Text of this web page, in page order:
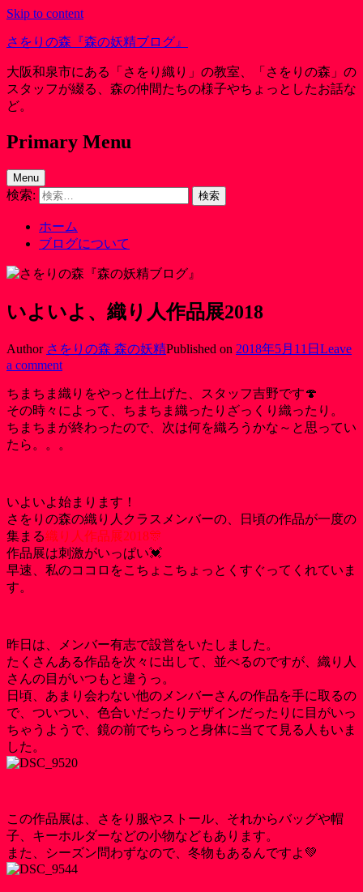
Skip to content
さをりの森『森の妖精ブログ』
大阪和泉市にある「さをり織り」の教室、「さをりの森」の
スタッフが綴る、森の仲間たちの様子やちょっとしたお話な
ど。
Primary Menu
Menu
検索:
ホーム
ブログについて
いよいよ、織り人作品展2018
Author さをりの森 森の妖精Published on 2018年5月11日 Leave
a comment
ちまちま織りをやっと仕上げた、スタッフ吉野です🍄
その時々によって、ちまちま織ったりざっくり織ったり。
ちまちまが終わったので、次は何を織ろうかな～と思ってい
たら。。。
いよいよ始まります！
さをりの森の織り人クラスメンバーの、日頃の作品が一度の
集まる織り人作品展2018🎊
作品展は刺激がいっぱい💓
早速、私のココロをこちょこちょっとくすぐってくれていま
す。
昨日は、メンバー有志で設営をいたしました。
たくさんある作品を次々に出して、並べるのですが、織り人
さんの目がいつもと違うっ。
日頃、あまり会わない他のメンバーさんの作品を手に取るの
で、ついつい、色合いだったりデザインだったりに目がいっ
ちゃうようで、鏡の前でちらっと身体に当てて見る人もいま
した。
この作品展は、さをり服やストール、それからバッグや帽
子、キーホルダーなどの小物などもあります。
また、シーズン問わずなので、冬物もあるんですよ💚